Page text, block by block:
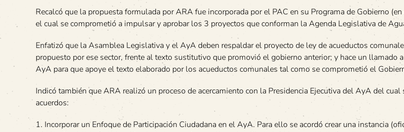
Recalcó que la propuesta formulada por ARA fue incorporada por el PAC en su Programa de Gobierno
el cual se comprometió a impulsar y aprobar los 3 proyectos que conforman la Agenda Legislativa de
Enfatizó que la Asamblea Legislativa y el AyA deben respaldar el proyecto de ley de acueductos
propuesto por ese sector, frente al texto sustitutivo que promovió el gobierno anterior; y hace un llamado
AyA para que apoye el texto elaborado por los acueductos comunales tal como se comprometió el
Indicó también que ARA realizó un proceso de acercamiento con la Presidencia Ejecutiva del AyA del cual
acuerdos:
1. Incorporar un Enfoque de Participación Ciudadana en el AyA. Para ello se acordó crear una instancia